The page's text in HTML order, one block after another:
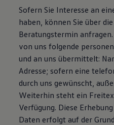
Sofern Sie Interesse an
haben, können Sie über
Beratungstermin
von uns folgende
und an uns übermittelt:
Adresse; sofern eine
durch uns gewünscht,
Weiterhin steht ein
Verfügung. Diese
Daten erfolgt auf der